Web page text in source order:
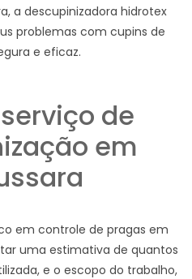
a descupinizadora hidrotex
problemas com cupins de
e eficaz.
de
em
em controle de pragas em
uma estimativa de quantos
e o escopo do trabalho,